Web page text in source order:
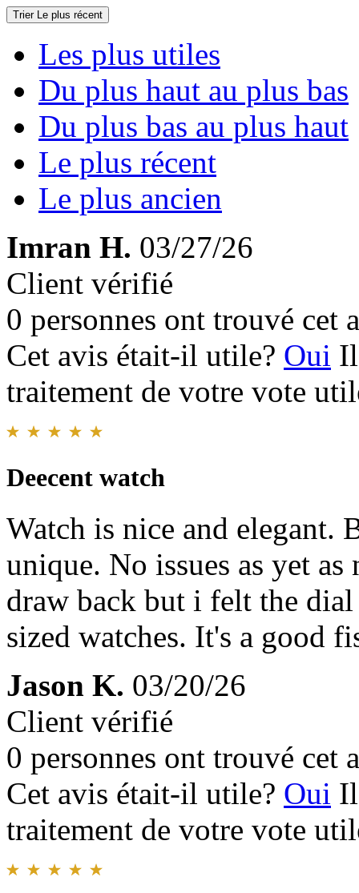
Trier Le plus récent
Les plus utiles
Du plus haut au plus bas
Du plus bas au plus haut
Le plus récent
Le plus ancien
Imran H. 03/27/26
Client vérifié
0 personnes ont trouvé cet
Cet avis était-il utile? Oui
traitement de votre vote
Deecent watch
Watch is nice and elegant.
unique. No issues as yet
draw back but i felt the
sized watches. It's a good
Jason K. 03/20/26
Client vérifié
0 personnes ont trouvé cet
Cet avis était-il utile? Oui
traitement de votre vote